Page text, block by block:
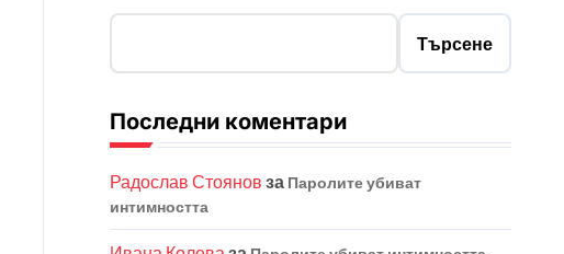
Търсене
Последни коментари
Радослав Стоянов за Паролите убиват
интимността